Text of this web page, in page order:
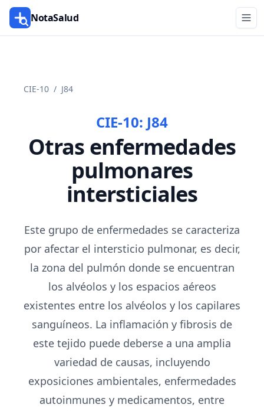
NotaSalud
CIE-10 / J84
CIE-10: J84
Otras enfermedades
pulmonares
intersticiales
Este grupo de enfermedades se caracteriza
por afectar el intersticio pulmonar, es decir,
la zona del pulmón donde se encuentran
los alvéolos y los espacios aéreos
existentes entre los alvéolos y los capilares
sanguíneos. La inflamación y fibrosis de
este tejido puede deberse a una amplia
variedad de causas, incluyendo
exposiciones ambientales, enfermedades
autoinmunes y medicamentos, entre